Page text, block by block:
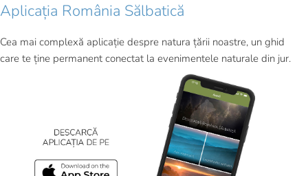
Aplicația România Sălbatică
Cea mai complexă aplicație despre natura țării noastre, un ghid
care te ține permanent conectat la evenimentele naturale din jur.